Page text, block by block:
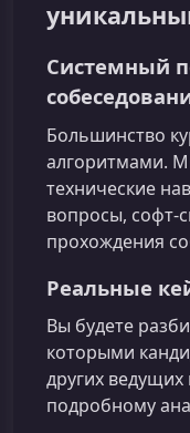
Системный
Большинство
алгоритмами.
технические
вопросы, софт-
прохождения
Реальные
Вы будете
которыми
других
подробному